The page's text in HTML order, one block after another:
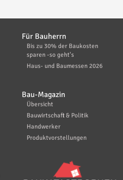
Für Bauherrn
Bis zu 30% der Baukosten
sparen -so geht's
Haus- und Baumessen 2026
Bau-Magazin
Übersicht
Bauwirtschaft & Politik
Handwerker
Produktvorstellungen